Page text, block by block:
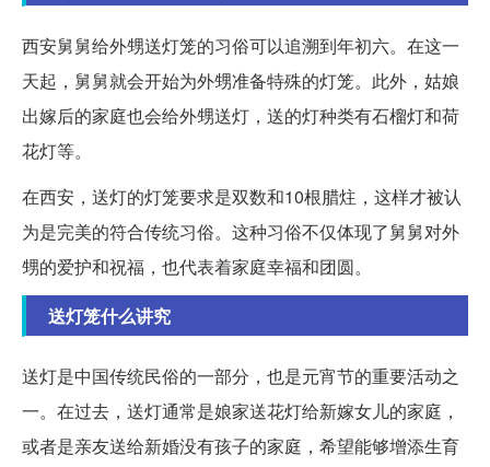
西安舅舅给外甥送灯笼的习俗可以追溯到年初六。在这一
天起，舅舅就会开始为外甥准备特殊的灯笼。此外，姑娘
出嫁后的家庭也会给外甥送灯，送的灯种类有石榴灯和荷
花灯等。
在西安，送灯的灯笼要求是双数和10根腊炷，这样才被认
为是完美的符合传统习俗。这种习俗不仅体现了舅舅对外
甥的爱护和祝福，也代表着家庭幸福和团圆。
送灯笼什么讲究
送灯是中国传统民俗的一部分，也是元宵节的重要活动之
一。在过去，送灯通常是娘家送花灯给新嫁女儿的家庭，
或者是亲友送给新婚没有孩子的家庭，希望能够增添生育